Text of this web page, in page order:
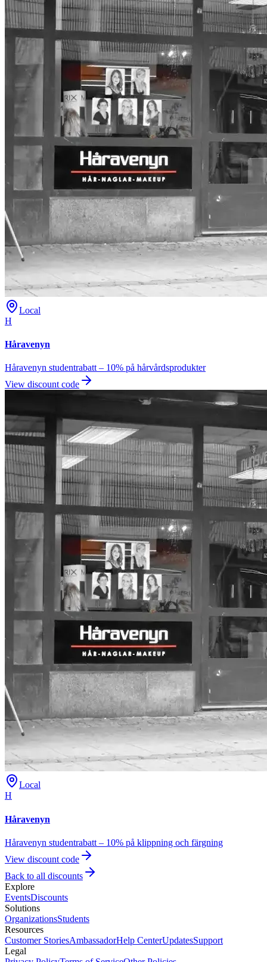
Local
H
Håravenyn
Håravenyn studentrabatt – 10% på hårvårdsprodukter
View discount code
Local
H
Håravenyn
Håravenyn studentrabatt – 10% på klippning och färgning
View discount code
Back to all discounts
Explore
EventsDiscounts
Solutions
OrganizationsStudents
Resources
Customer StoriesAmbassadorHelp CenterUpdatesSupport
Legal